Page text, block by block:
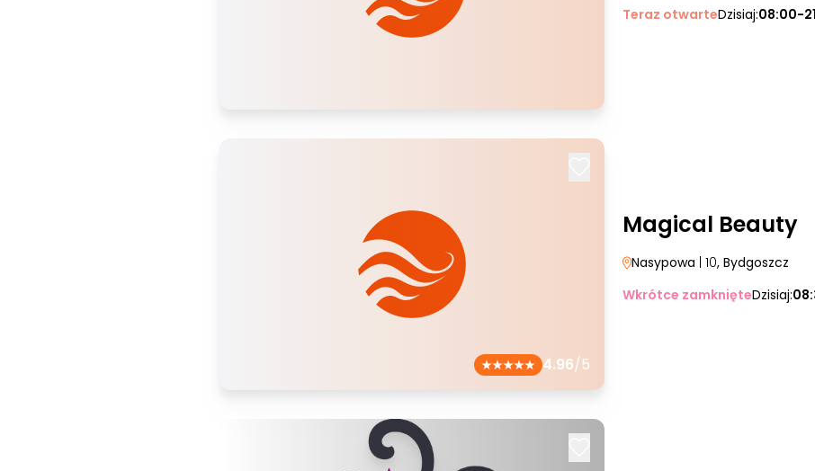
Teraz otwarteDzisiaj:08:00-
4.96/5
Magical Beauty
Nasypowa | 10, Bydgoszcz
Wkrótce zamknięteDzisiaj: